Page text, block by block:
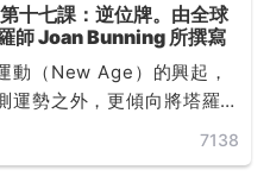
十七課：逆位牌。由全球
師 Joan Bunning 所撰寫
動（New Age）的興起，
運勢之外，更傾向將塔羅
工具，世界各地有許多心7138